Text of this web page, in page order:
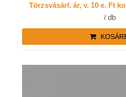
Törzsvásárl. ár, v. 10 e. Ft
/ db